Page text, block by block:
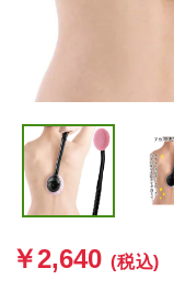
￥2,640 (税込)